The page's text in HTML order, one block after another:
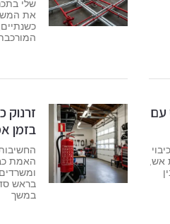
שלי
את
עם
אש,
זרנוק
בזמן
האמת
בראש
במשך